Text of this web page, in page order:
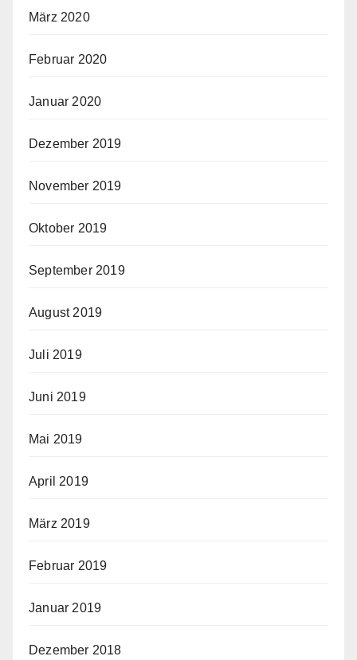
März 2020
Februar 2020
Januar 2020
Dezember 2019
November 2019
Oktober 2019
September 2019
August 2019
Juli 2019
Juni 2019
Mai 2019
April 2019
März 2019
Februar 2019
Januar 2019
Dezember 2018